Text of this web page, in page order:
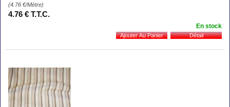
(4.76 €/Mètre)
4.76 € T.T.C.
En stock